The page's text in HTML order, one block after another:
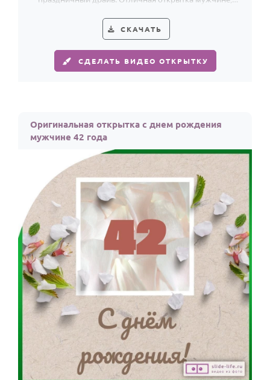
СКАЧАТЬ
СДЕЛАТЬ ВИДЕО ОТКРЫТКУ
Оригинальная открытка с днем рождения
мужчине 42 года